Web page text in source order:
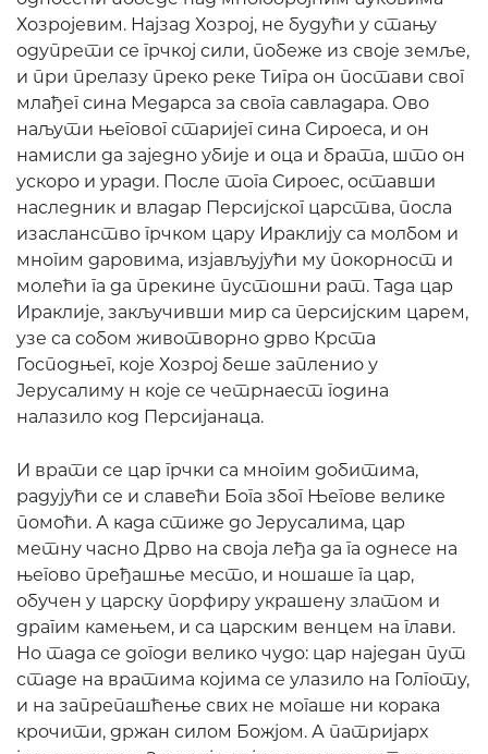
Хозројевим. Најзад Хозрој, не будући у стању
одупрети се грчкој сили, побеже из своје земље,
и при прелазу преко реке Тигра он постави свог
млађег сина Медарса за свога савладара. Ово
наљути његовог старијег сина Сироеса, и он
намисли да заједно убије и оца и брата, што он
ускоро и уради. После тога Сироес, оставши
наследник и владар Персијског царства, посла
изасланство грчком цару Ираклију са молбом и
многим даровима, изјављујући му покорност и
молећи га да прекине пустошни рат. Тада цар
Ираклије, закључивши мир са персијским царем,
узе са собом животворно дрво Крста
Господњег, које Хозрој беше запленио у
Јерусалиму н које се четрнаест година
налазило код Персијанаца.
И врати се цар грчки са многим добитима,
радујући се и славећи Бога због Његове велике
помоћи. А када стиже до Јерусалима, цар
метну часно Дрво на своја леђа да га однесе на
његово пређашње место, и ношаше га цар,
обучен у царску порфиру украшену златом и
драгим камењем, и са царским венцем на глави.
Но тада се догоди велико чудо: цар наједан пут
стаде на вратима којима се улазило на Голготу,
и на запрепашћење свих не могаше ни корака
крочити, држан силом Божјом. А патријарх